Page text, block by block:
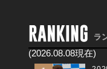
(2026.08.08現在)